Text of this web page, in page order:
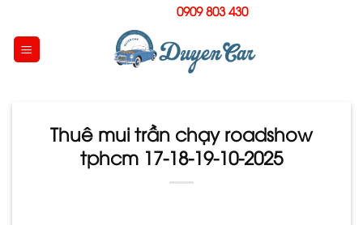
content
0909 803 430
Thuê mui trần chạy roadshow
tphcm 17-18-19-10-2025